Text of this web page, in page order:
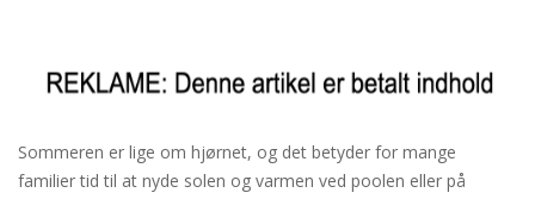
Sommeren er lige om hjørnet, og det betyder for mange
familier tid til at nyde solen og varmen ved poolen eller på